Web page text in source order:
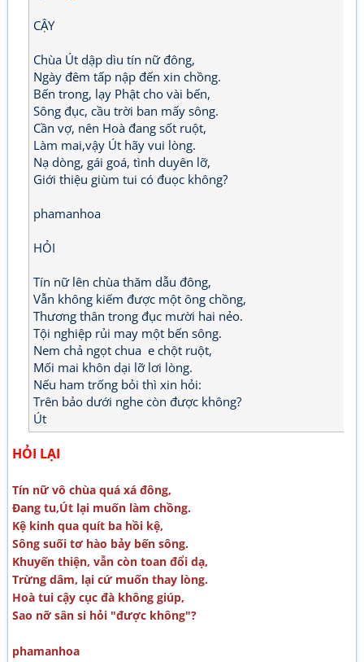
CẬY
Chùa Út dập dìu tín nữ đông,
Ngày đêm tấp nập đến xin chồng.
Bến trong, lạy Phật cho vài bến,
Sông đục, cầu trời ban mấy sông.
Cần vợ, nên Hoà đang sốt ruột,
Làm mai,vậy Út hãy vui lòng.
Nạ dòng, gái goá, tình duyên lỡ,
Giới thiệu giùm tui có đuọc không?
phamanhoa
HỎI
Tín nữ lên chùa thăm dẫu đông,
Vẫn không kiếm được một ông chồng,
Thương thân trong đục mười hai nẻo.
Tội nghiệp rủi may một bến sông.
Nem chả ngọt chua e chột ruột,
Mối mai khôn dại lỡ lơi lòng.
Nếu ham trống bỏi thì xin hỏi:
Trên bảo dưới nghe còn được không?
Út
HỎI LẠI
Tín nữ vô chùa quá xá đông,
Đang tu,Út lại muốn làm chồng.
Kệ kinh qua quít ba hồi kệ,
Sông suối tơ hào bảy bến sông.
Khuyến thiện, vẫn còn toan đổi dạ,
Trừng dâm, lại cứ muốn thay lòng.
Hoà tui cậy cục đà không giúp,
Sao nỡ sân si hỏi "được không"?
phamanhoa